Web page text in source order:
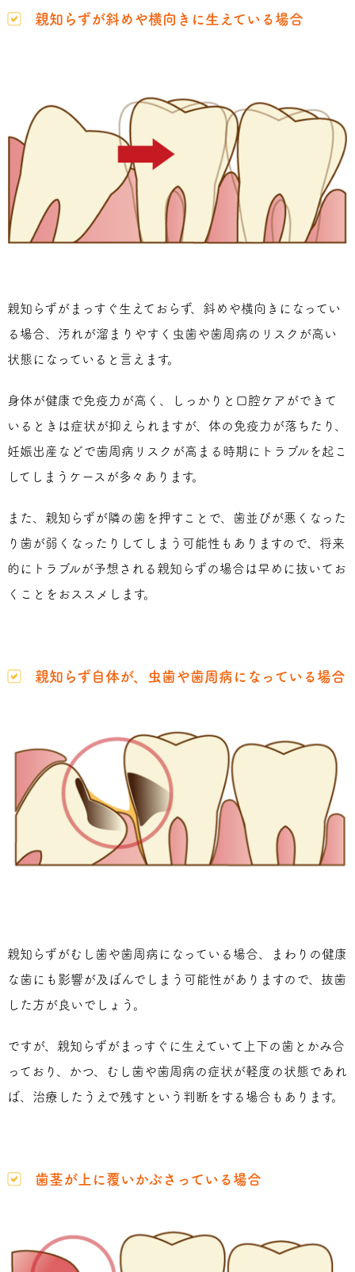
親知らずが斜めや横向きに生えている場合
親知らずがまっすぐ生えておらず、斜めや横向きになってい
る場合、汚れが溜まりやすく虫歯や歯周病のリスクが高い
状態になっていると言えます。
身体が健康で免疫力が高く、しっかりと口腔ケアができて
いるときは症状が抑えられますが、体の免疫力が落ちたり、
妊娠出産などで歯周病リスクが高まる時期にトラブルを起こ
してしまうケースが多々あります。
また、親知らずが隣の歯を押すことで、歯並びが悪くなった
り歯が弱くなったりしてしまう可能性もありますので、将来
的にトラブルが予想される親知らずの場合は早めに抜いてお
くことをおススメします。
親知らず自体が、虫歯や歯周病になっている場合
親知らずがむし歯や歯周病になっている場合、まわりの健康
な歯にも影響が及ぼんでしまう可能性がありますので、抜歯
した方が良いでしょう。
ですが、親知らずがまっすぐに生えていて上下の歯とかみ合
っており、かつ、むし歯や歯周病の症状が軽度の状態であれ
ば、治療したうえで残すという判断をする場合もあります。
歯茎が上に覆いかぶさっている場合